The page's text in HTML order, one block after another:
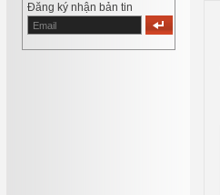
Đăng ký nhận bản tin